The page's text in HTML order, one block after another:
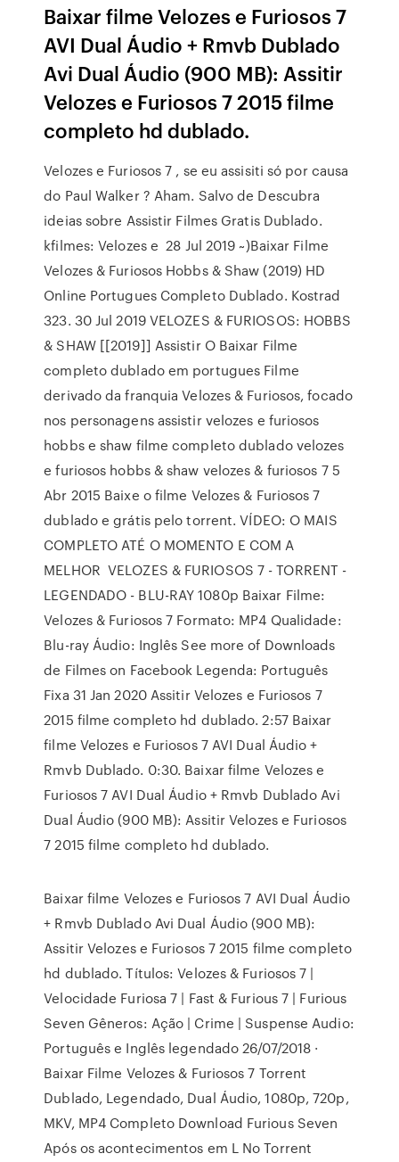
Baixar filme Velozes e Furiosos 7
AVI Dual Áudio + Rmvb Dublado
Avi Dual Áudio (900 MB): Assitir
Velozes e Furiosos 7 2015 filme
completo hd dublado.
Velozes e Furiosos 7 , se eu assisiti só por causa
do Paul Walker ? Aham. Salvo de Descubra
ideias sobre Assistir Filmes Gratis Dublado.
kfilmes: Velozes e 28 Jul 2019 ~)Baixar Filme
Velozes & Furiosos Hobbs & Shaw (2019) HD
Online Portugues Completo Dublado. Kostrad
323. 30 Jul 2019 VELOZES & FURIOSOS: HOBBS
& SHAW [[2019]] Assistir O Baixar Filme
completo dublado em portugues Filme
derivado da franquia Velozes & Furiosos, focado
nos personagens assistir velozes e furiosos
hobbs e shaw filme completo dublado velozes
e furiosos hobbs & shaw velozes & furiosos 7 5
Abr 2015 Baixe o filme Velozes & Furiosos 7
dublado e grátis pelo torrent. VÍDEO: O MAIS
COMPLETO ATÉ O MOMENTO E COM A
MELHOR VELOZES & FURIOSOS 7 - TORRENT -
LEGENDADO - BLU-RAY 1080p Baixar Filme:
Velozes & Furiosos 7 Formato: MP4 Qualidade:
Blu-ray Áudio: Inglês See more of Downloads
de Filmes on Facebook Legenda: Português
Fixa 31 Jan 2020 Assitir Velozes e Furiosos 7
2015 filme completo hd dublado. 2:57 Baixar
filme Velozes e Furiosos 7 AVI Dual Áudio +
Rmvb Dublado. 0:30. Baixar filme Velozes e
Furiosos 7 AVI Dual Áudio + Rmvb Dublado Avi
Dual Áudio (900 MB): Assitir Velozes e Furiosos
7 2015 filme completo hd dublado.
Baixar filme Velozes e Furiosos 7 AVI Dual Áudio
+ Rmvb Dublado Avi Dual Áudio (900 MB):
Assitir Velozes e Furiosos 7 2015 filme completo
hd dublado. Títulos: Velozes & Furiosos 7 |
Velocidade Furiosa 7 | Fast & Furious 7 | Furious
Seven Gêneros: Ação | Crime | Suspense Audio:
Português e Inglês legendado 26/07/2018 ·
Baixar Filme Velozes & Furiosos 7 Torrent
Dublado, Legendado, Dual Áudio, 1080p, 720p,
MKV, MP4 Completo Download Furious Seven
Após os acontecimentos em L No Torrent